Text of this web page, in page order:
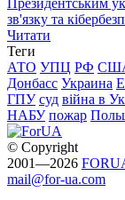
зв'язку та
Читати
Теги
АТО УПЦ РФ
Донбасс Украина
ГПУ суд війна в
НАБУ пожар
© Copyright
2001—2026
mail@for-ua.com